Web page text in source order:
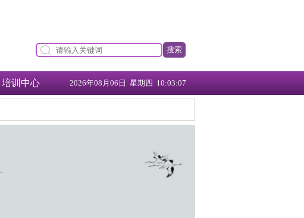
搜索
培训中心 2026年08月06日 星期四 10:03:08